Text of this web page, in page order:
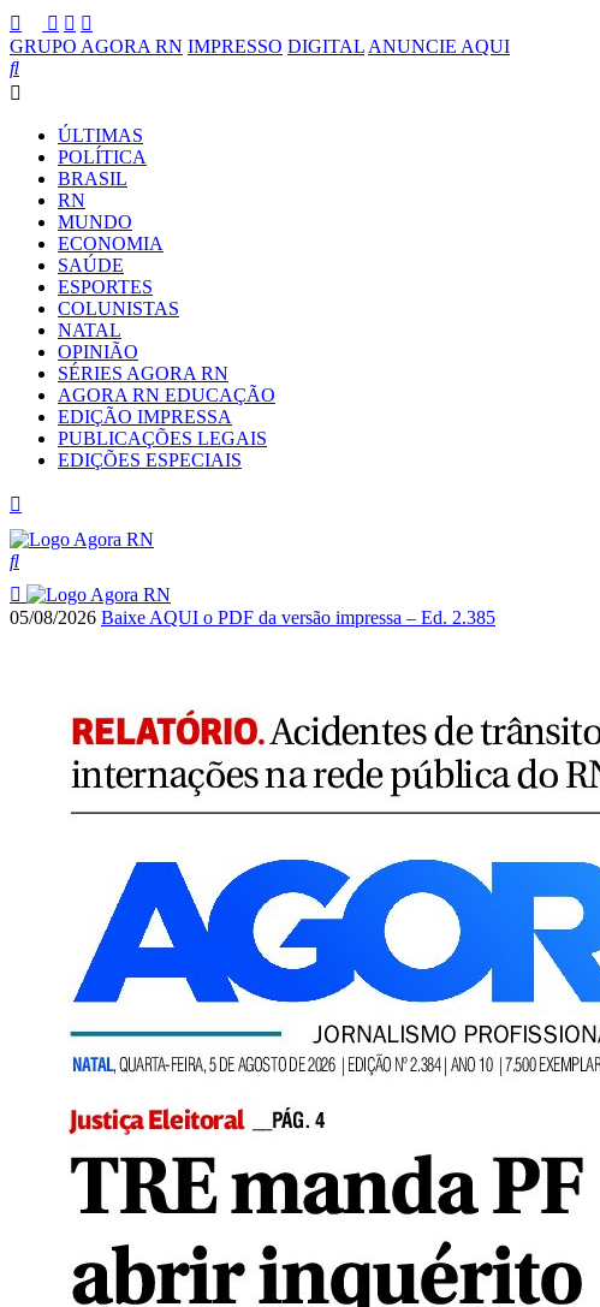
GRUPO AGORA RN IMPRESSO DIGITAL ANUNCIE AQUI
ÚLTIMAS
POLÍTICA
BRASIL
RN
MUNDO
ECONOMIA
SAÚDE
ESPORTES
COLUNISTAS
NATAL
OPINIÃO
SÉRIES AGORA RN
AGORA RN EDUCAÇÃO
EDIÇÃO IMPRESSA
PUBLICAÇÕES LEGAIS
EDIÇÕES ESPECIAIS
05/08/2026 Baixe AQUI o PDF da versão impressa – Ed. 2.385